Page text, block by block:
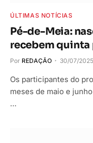
ÚLTIMAS NOTÍCIAS
Pé-de-Meia:
recebem quinta
Por REDAÇÃO 30/07/2025
Os participantes do
meses de maio e
…